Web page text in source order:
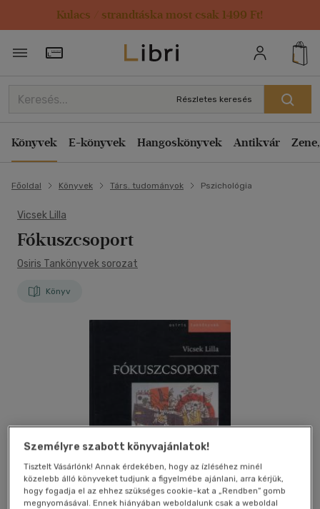
Kulacs / strandtáska most csak 1499 Ft!
Törzsvásárlói Kártya adatai
Részletes keresés
Könyvek E-könyvek Hangoskönyvek Antikvár
Főoldal Könyvek Társ. tudományok Pszichológia
Vicsek Lilla
Fókuszcsoport
Osiris Tankönyvek sorozat
Könyv
Személyre szabott könyvajánlatok!
Tisztelt Vásárlónk! Annak érdekében, hogy az ízléséhez minél
közelebb álló könyveket tudjunk a figyelmébe ajánlani, arra kérjük,
hogy fogadja el az ehhez szükséges cookie-kat a „Rendben” gomb
megnyomásával. Ennek hiányában weboldalunk csak a weboldal